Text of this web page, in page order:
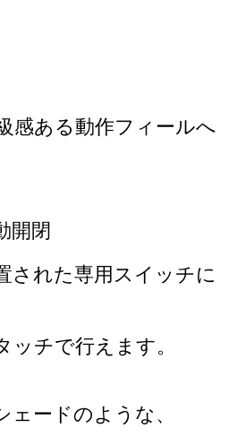
感ある動作フィールへ
開閉
された専用スイッチに
ッチで行えます。
ェードのような、